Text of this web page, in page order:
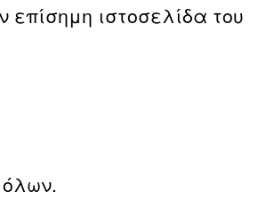
επίσημη ιστοσελίδα του
όλων.